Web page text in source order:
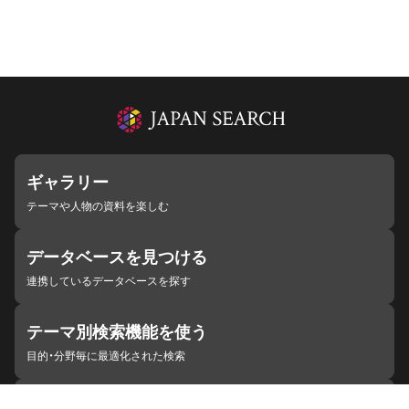
ギャラリー
テーマや人物の資料を楽しむ
データベースを見つける
連携しているデータベースを探す
テーマ別検索機能を使う
目的・分野毎に最適化された検索